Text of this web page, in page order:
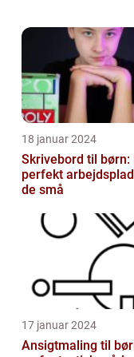
temaer. Lad
18 januar 2024
Skrivebord til børn:
perfekt
de små
17 januar 2024
Ansigtmaling til